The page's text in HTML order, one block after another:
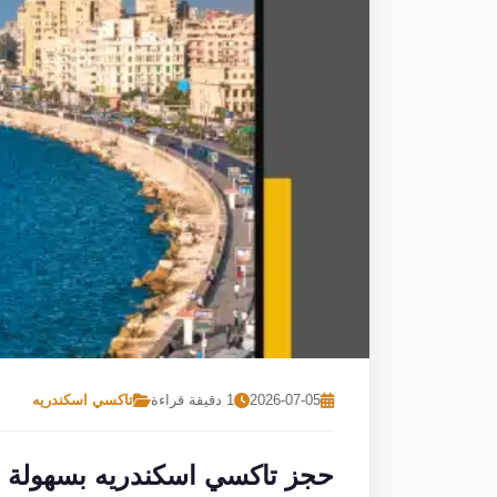
2026-07-05 1 دقيقة قراءة تاكسي اسكندريه
حجز تاكسي اسكندريه بسهولة